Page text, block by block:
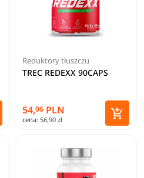
do koszyka
Reduktory tłuszczu
TREC REDEXX 90CAPS
54,06 PLN
cena: 56,90 zł 
Dodaj